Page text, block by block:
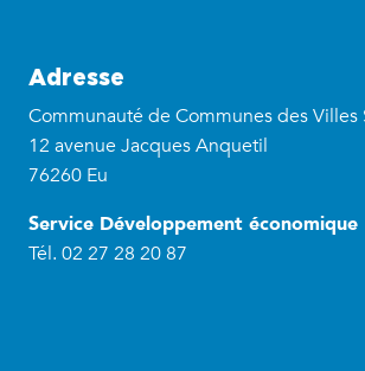
Adresse
Communauté de Communes des
12 avenue Jacques Anquetil
76260 Eu
Service Développement économique
Tél. 02 27 28 20 87